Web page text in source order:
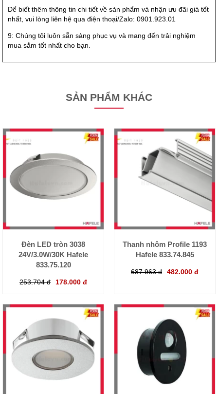
Để biết thêm thông tin chi tiết về sản phẩm và nhận ưu đãi giá tốt
nhất, vui lòng liên hệ qua điện thoại/Zalo: 0901.923.01
9: Chúng tôi luôn sẵn sàng phục vụ và mang đến trải nghiệm
mua sắm tốt nhất cho bạn.
SẢN PHẨM KHÁC
Đèn LED tròn 3038
24V/3.0W/30K Hafele
833.75.120
253.704 đ 178.000 đ
Thanh nhôm Profile 1193
Hafele 833.74.845
687.963 đ 482.000 đ